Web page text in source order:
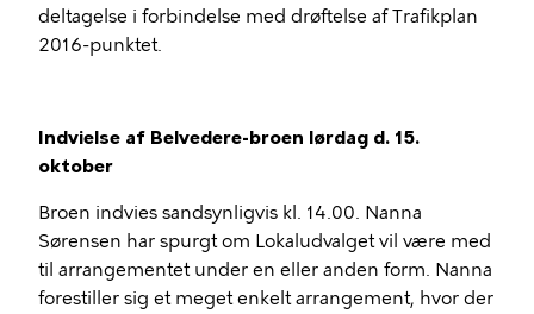
deltagelse i forbindelse med drøftelse af Trafikplan
2016-punktet.
Indvielse af Belvedere-broen lørdag d. 15.
oktober
Broen indvies sandsynligvis kl. 14.00. Nanna
Sørensen har spurgt om Lokaludvalget vil være med
til arrangementet under en eller anden form. Nanna
forestiller sig et meget enkelt arrangement, hvor der